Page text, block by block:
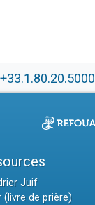
+33.1.80.20.5000
Juif
(livre de prière)